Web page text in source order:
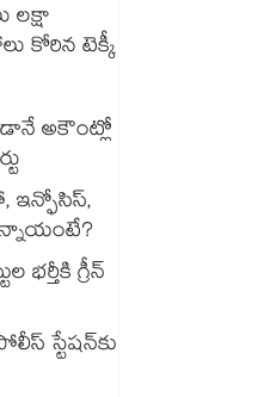
లక్షా
కోరిన టెక్కీ
అకౌంట్లో
ఇన్ఫోసిస్,
భర్తీకి గ్రీన్‌‌
స్టేషన్⁪కు